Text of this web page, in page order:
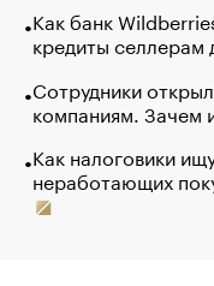
Как банк
кредиты селлерам
Сотрудники
компаниям. Зачем
Как налоговики
неработающих